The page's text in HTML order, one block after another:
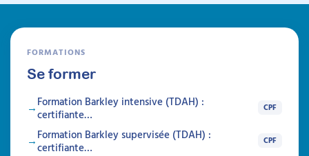
FORMATIONS
Se former
Formation Barkley intensive (TDAH) :
certifiante…
CPF
Formation Barkley supervisée (TDAH) :
certifiante…
CPF